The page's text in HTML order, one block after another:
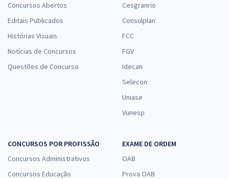
Concursos Abertos
Editais Publicados
Histórias Visuais
Notícias de Concursos
Questões de Concurso
Cesgranrio
Consulplan
FCC
FGV
Idecan
Selecon
Uniase
Vunesp
CONCURSOS POR PROFISSÃO
Concursos Administrativos
Concursos Educação
EXAME DE ORDEM
OAB
Prova OAB